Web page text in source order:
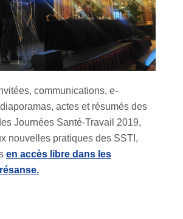
communications, e-
actes et résumés des
Journées Santé-Travail 2019,
nouvelles pratiques des SSTI,
en accès libre dans les